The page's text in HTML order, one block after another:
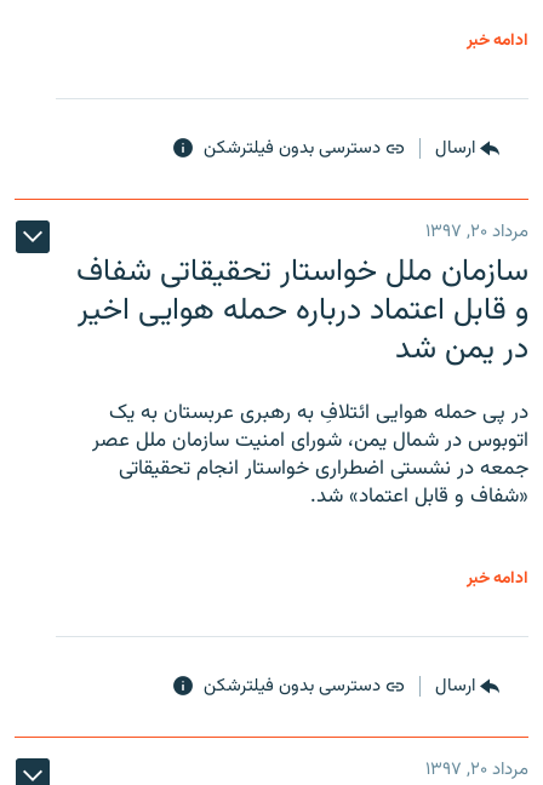
ادامه خبر
ارسال دسترسی بدون فیلترشکن
مرداد ۲۰, ۱۳۹۷
سازمان ملل خواستار تحقیقاتی شفاف
و قابل اعتماد درباره حمله هوایی اخیر
در یمن شد
در پی حمله هوایی ائتلافِ به رهبری عربستان به یک
اتوبوس در شمال یمن، شورای امنیت سازمان ملل عصر
جمعه در نشستی اضطراری خواستار انجام تحقیقاتی
«شفاف و قابل اعتماد» شد.
ادامه خبر
ارسال دسترسی بدون فیلترشکن
مرداد ۲۰, ۱۳۹۷